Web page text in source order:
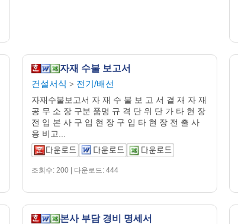
자재 수불 보고서
건설서식 > 전기/배선
자재수불보고서 자 재 수 불 보 고 서 결 재 자 재
공 무 소 장 구분 품명 규 격 단 위 단 가 타 현 장
전 입 본 사 구 입 현 장 구 입 타 현 장 전 출 사
용 비고...
조회수: 200 | 다운로드: 444
본사 부담 경비 명세서